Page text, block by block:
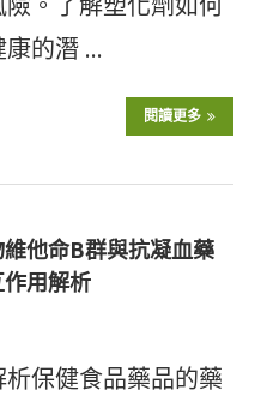
康的潛 …
閱讀更多
他命B群與抗凝血藥
用解析
保健食品藥品的藥